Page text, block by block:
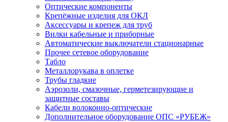
Оптические компоненты
Крепёжные изделия для ОКЛ
Аксессуары и крепеж для труб
Вилки кабельные и приборные
Автоматические выключатели стационарные
Прочее сетевое оборудование
Табло
Металлорукава в оплетке
Трубы гладкие
Аэрозоли, смазочные, герметезирующие и
защитные составы
Кабели волоконно-оптические
Дополнительное оборудование ОПС «РУБЕЖ»